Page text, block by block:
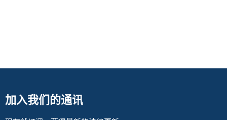
加入我们的通讯